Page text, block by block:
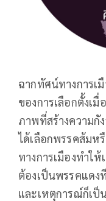
ฉากทัศน์ทางการเ
ของการเลือกตั้งเ
ภาพที่สร้างความกั
ได้เลือกพรรคส้มห
ทางการเมืองทำใ
ต้องเป็นพรรคแดง
และเหตุการณ์ก็เป็